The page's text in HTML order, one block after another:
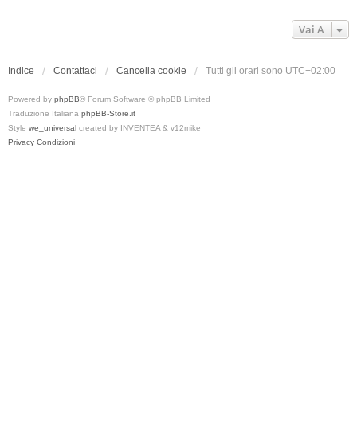
Vai A
Indice Contattaci Cancella cookie Tutti gli orari sono UTC+02:00
Powered by phpBB® Forum Software © phpBB Limited
Traduzione Italiana phpBB-Store.it
Style we_universal created by INVENTEA & v12mike
Privacy Condizioni